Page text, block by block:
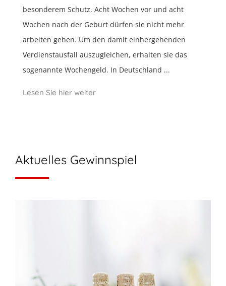
besonderem Schutz. Acht Wochen vor und acht
Wochen nach der Geburt dürfen sie nicht mehr
arbeiten gehen. Um den damit einhergehenden
Verdienstausfall auszugleichen, erhalten sie das
sogenannte Wochengeld. In Deutschland ...
Lesen Sie hier weiter
Aktuelles Gewinnspiel